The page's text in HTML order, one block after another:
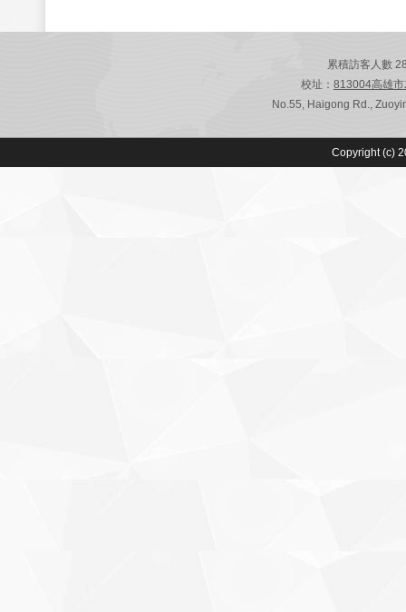
累積訪客人數
校址： 813004高雄
No.55, Haigong Rd.,
Copyright (c)